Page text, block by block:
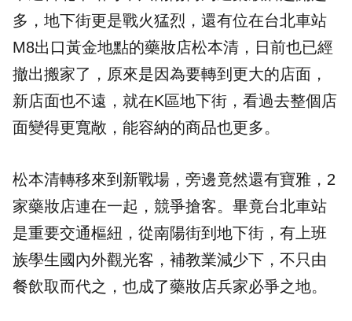
多，地下街更是戰火猛烈，還有位在台北車站
M8出口黃金地點的藥妝店松本清，日前也已經
撤出搬家了，原來是因為要轉到更大的店面，
新店面也不遠，就在K區地下街，看過去整個店
面變得更寬敞，能容納的商品也更多。
松本清轉移來到新戰場，旁邊竟然還有寶雅，2
家藥妝店連在一起，競爭搶客。畢竟台北車站
是重要交通樞紐，從南陽街到地下街，有上班
族學生國內外觀光客，補教業減少下，不只由
餐飲取而代之，也成了藥妝店兵家必爭之地。